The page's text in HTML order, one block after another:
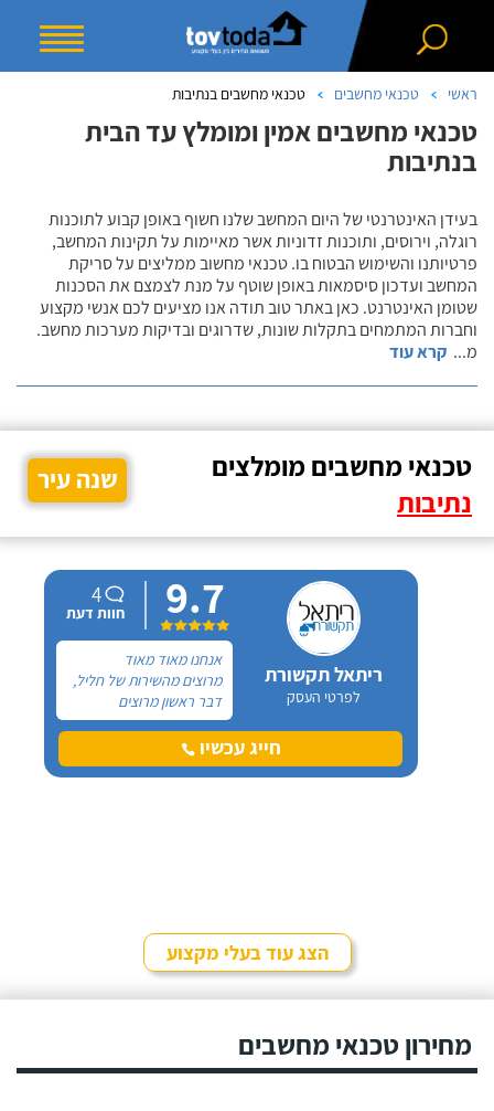
ראשי טכנאי מחשבים טכנאי מחשבים בנתיבות
טכנאי מחשבים אמין ומומלץ עד הבית
בנתיבות
בעידן האינטרנטי של היום המחשב שלנו חשוף באופן קבוע לתוכנות
רוגלה, וירוסים, ותוכנות זדוניות אשר מאיימות על תקינות המחשב,
פרטיותנו והשימוש הבטוח בו. טכנאי מחשוב ממליצים על סריקת
המחשב ועדכון סיסמאות באופן שוטף על מנת לצמצם את הסכנות
שטומן האינטרנט. כאן באתר טוב תודה אנו מציעים לכם אנשי מקצוע
וחברות המתמחים בתקלות שונות, שדרוגים ובדיקות מערכות מחשב.
מ... קרא עוד
טכנאי מחשבים מומלצים
נתיבות
שנה עיר
ריתאל תקשורת
לפרטי העסק
9.7
4
חוות דעת
אנחנו מאוד מאוד
מרוצים מהשירות של חליל,
דבר ראשון מרוצים
מהזמינות, אם אני
מתקשרת אליו הוא עשר,
בא בכל שעה, לא קרה מצב
חייג עכשיו
הצג עוד בעלי מקצוע
מחירון טכנאי מחשבים